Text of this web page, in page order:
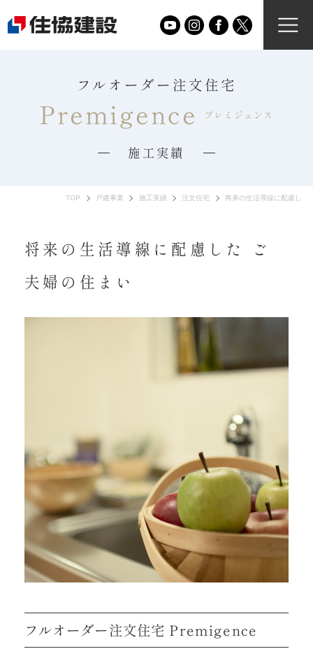
フルオーダー注文住宅
Premigence プレミジェンス
施工実績
TOP 戸建事業 施工実績 注文住宅 将来の生活導線に配慮した
将来の生活導線に配慮した ご
夫婦の住まい
フルオーダー注文住宅 Premigence